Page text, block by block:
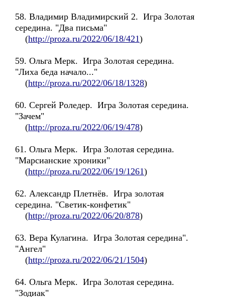
58. Владимир Владимирский 2. Игра Золотая
середина. "Два письма"
(http://proza.ru/2022/06/18/421)
59. Ольга Мерк. Игра Золотая середина.
"Лиха беда начало..."
(http://proza.ru/2022/06/18/1328)
60. Сергей Роледер. Игра Золотая середина.
"Зачем"
(http://proza.ru/2022/06/19/478)
61. Ольга Мерк. Игра Золотая середина.
"Марсианские хроники"
(http://proza.ru/2022/06/19/1261)
62. Александр Плетнёв. Игра золотая
середина. "Светик-конфетик"
(http://proza.ru/2022/06/20/878)
63. Вера Кулагина. Игра Золотая середина".
"Ангел"
(http://proza.ru/2022/06/21/1504)
64. Ольга Мерк. Игра Золотая середина.
"Зодиак"